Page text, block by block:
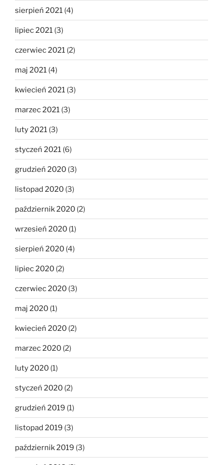
sierpień 2021 (4)
lipiec 2021 (3)
czerwiec 2021 (2)
maj 2021 (4)
kwiecień 2021 (3)
marzec 2021 (3)
luty 2021 (3)
styczeń 2021 (6)
grudzień 2020 (3)
listopad 2020 (3)
październik 2020 (2)
wrzesień 2020 (1)
sierpień 2020 (4)
lipiec 2020 (2)
czerwiec 2020 (3)
maj 2020 (1)
kwiecień 2020 (2)
marzec 2020 (2)
luty 2020 (1)
styczeń 2020 (2)
grudzień 2019 (1)
listopad 2019 (3)
październik 2019 (3)